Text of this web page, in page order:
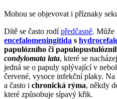
Mohou se objevovat i příznaky
Dítě se často rodípředčasně. Může
encefalomeningitida s
papulózního či
condylomata lata, které se
jedná se o papuly splývající v
červené, vysoce infekční plaky.
a často i chronická rýma, někdy
které způsobuje sípavý křik.